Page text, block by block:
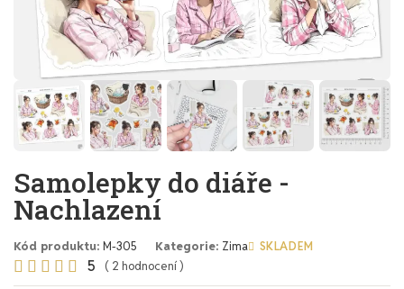
Samolepky do diáře -
Nachlazení
Kód produktu M-305 Kategorie Zima SKLADEM
     5 ( 2 hodnocení )